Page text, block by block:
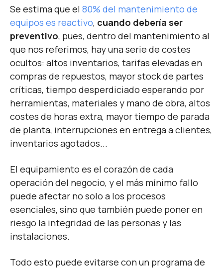
Se estima que el 80% del mantenimiento de
equipos es reactivo, cuando debería ser
preventivo, pues, dentro del mantenimiento al
que nos referimos, hay una serie de costes
ocultos: altos inventarios, tarifas elevadas en
compras de repuestos, mayor stock de partes
críticas, tiempo desperdiciado esperando por
herramientas, materiales y mano de obra, altos
costes de horas extra, mayor tiempo de parada
de planta, interrupciones en entrega a clientes,
inventarios agotados...
El equipamiento es el corazón de cada
operación del negocio, y el más mínimo fallo
puede afectar no solo a los procesos
esenciales, sino que también puede poner en
riesgo la integridad de las personas y las
instalaciones.
Todo esto puede evitarse con un programa de